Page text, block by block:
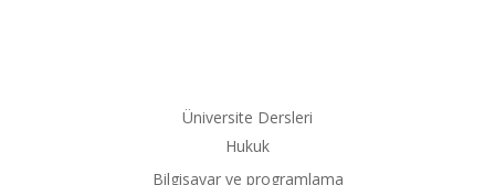
Üniversite Dersleri
Hukuk
Bilgisayar ve programlama